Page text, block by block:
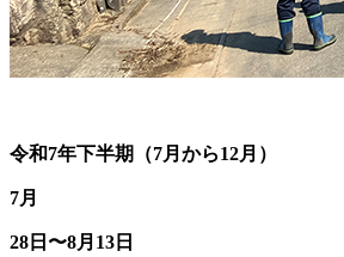
令和7年下半期（7月から12月）
7月
28日〜8月13日